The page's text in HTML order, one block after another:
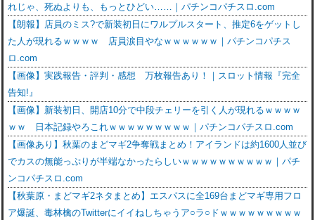
れじゃ、死ぬよりも、もっとひどい……｜パチンコパチスロ.com
【朗報】店員のミス?で新装初日にワルプルスタート、推定6をゲットし
た人が現れるｗｗｗｗ 店員涙目やなｗｗｗｗｗｗ｜パチンコパチス
ロ.com
【画像】実践報告・評判・感想 万枚報告あり！｜スロット情報『完全
告知!』
【画像】新装初日、開店10分で中段チェリーを引く人が現れるｗｗｗｗ
ｗｗ 日本記録やろこれｗｗｗｗｗｗｗｗｗ｜パチンコパチスロ.com
【画像あり】秋葉のまどマギ2争奪戦まとめ！アイランドは約1600人並び
でカスの無能っぷりが半端なかったらしいｗｗｗｗｗｗｗｗｗｗ｜パチ
ンコパチスロ.com
【秋葉原・まどマギ2ネタまとめ】エスパスに全169台まどマギ専用フロ
ア爆誕、毒林檎のTwitterにイイねしちゃうア○ラ○ドｗｗｗｗｗｗｗｗｗ